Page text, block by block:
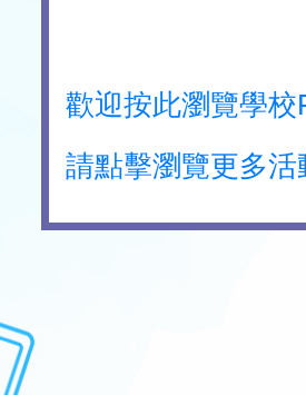
歡迎按此瀏覽學校
請點擊瀏覽更多活